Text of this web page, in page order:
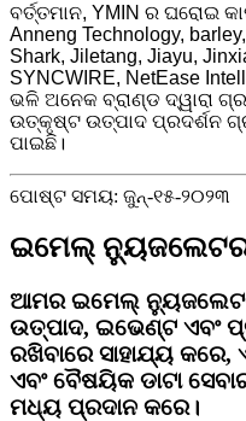
ବର୍ତ୍ତମାନ, YMIN ର ଘରୋଇ
Anneng Technology,
Shark, Jiletang, Jiayu,
SYNCWIRE, NetEase
ଭଳି ଅନେକ ବ୍ରାଣ୍ଡ ଦ୍ୱାରା
ଉତ୍କୃଷ୍ଟ ଉତ୍ପାଦ ପ୍ରଦର୍ଶନ
ପାଇଛି।
ପୋଷ୍ଟ ସମୟ: ଜୁନ୍-୧୫-୨୦୨୩
ଇମେଲ୍
ଆମର ଇମେଲ୍
ଉତ୍ପାଦ, ଇଭେଣ୍ଟ ଏବଂ
ରଖିବାରେ ସାହାଯ୍ୟ
ଏବଂ ବୈଷୟିକ ଡାଟା
ମଧ୍ୟ ପ୍ରଦାନ କରେ।